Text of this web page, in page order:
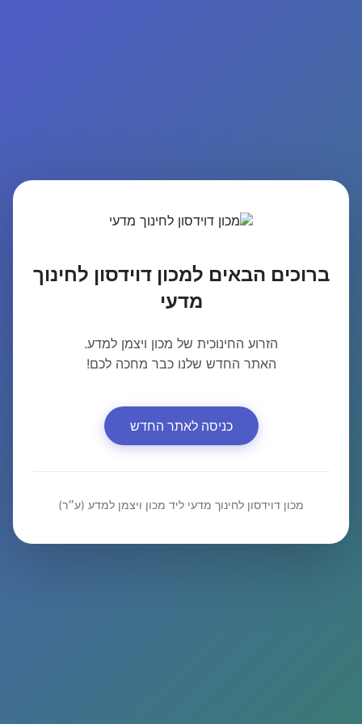
ברוכים הבאים למכון דוידסון לחינוך
מדעי
הזרוע החינוכית של מכון ויצמן למדע.
האתר החדש שלנו כבר מחכה לכם!
כניסה לאתר החדש
מכון דוידסון לחינוך מדעי ליד מכון ויצמן למדע (ע״ר)